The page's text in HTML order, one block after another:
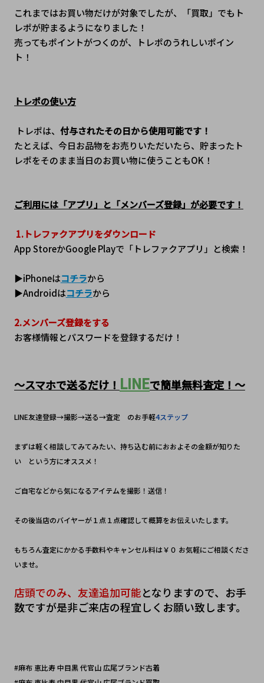
これまではお買い物だけが対象でしたが、「買取」でもト
レポが貯まるようになりました！
売ってもポイントがつくのが、トレポのうれしいポイン
ト！
トレポの使い方
トレポは、 付与されたその日から使用可能です！
たとえば、今日お品物をお売りいただいたら、貯まったト
レポをそのまま当日のお買い物に使うこともOK！
ご利用には「アプリ」と「メンバーズ登録」が必要です！
1.トレファクアプリをダウンロード
App StoreかGoogle Playで「トレファクアプリ」と検索！
▶iPhoneはコチラから
▶Androidはコチラから
2.メンバーズ登録をする
お客様情報とパスワードを登録するだけ！
～スマホで送るだけ！ LINEで簡単無料査定！～
LINE友達登録→撮影→送る→査定　のお手軽4ステップ
まずは軽く相談してみてみたい、持ち込む前におおよその金額が知りた
い　という方にオススメ！
ご自宅などから気になるアイテムを撮影！送信！
その後当店のバイヤーが１点１点確認して概算をお伝えいたします。
もちろん査定にかかる手数料やキャンセル料は￥０ お気軽にご相談くださ
いませ。
店頭でのみ、友達追加可能となりますので、お手
数ですが是非ご来店の程宜しくお願い致します。
#麻布 恵比寿 中目黒 代官山 広尾ブランド古着